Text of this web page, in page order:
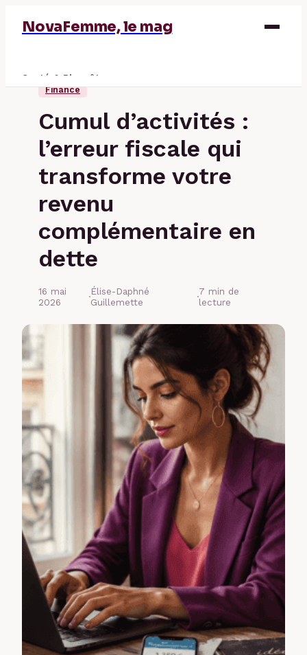
NovaFemme, le mag
Santé & Bien-être
Finance
Cumul d’activités :
l’erreur fiscale qui
transforme votre
revenu
complémentaire en
dette
16 mai
2026
·Élise-Daphné
Guillemette
·7 min de
lecture